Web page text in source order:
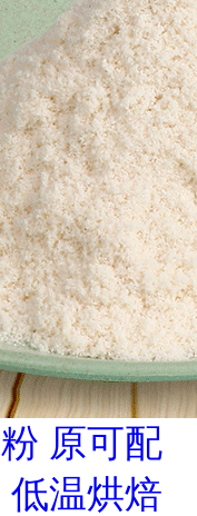
原可配
温烘焙